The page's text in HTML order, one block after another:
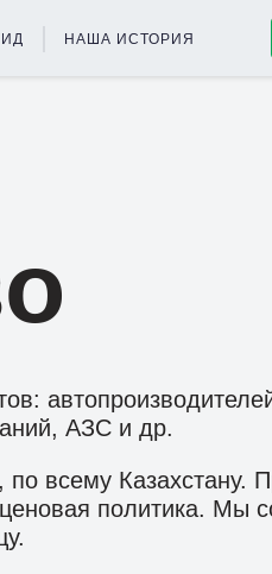
НАША ИСТОРИЯ
АЗС и др.
всему Казахстану.
политика. Мы